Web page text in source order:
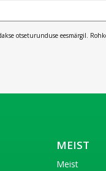
otseturunduse eesmärgil.
MEIST
Meist